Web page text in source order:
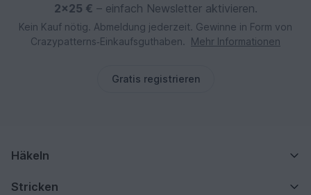
2×25 € – einfach Newsletter aktivieren.
Kein Kauf nötig. Abmeldung jederzeit. Gewinne in Form von
Crazypatterns‑Einkaufsguthaben.
Mehr Informationen
Gratis registrieren
Häkeln
Stricken